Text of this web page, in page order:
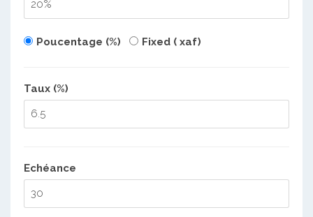
Poucentage (%) Fixed ( xaf)
Taux (%)
Echéance